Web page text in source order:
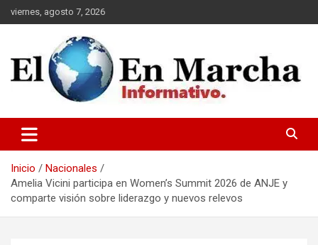
Saltar
al
viernes, agosto 7, 2026
elmundoenmarcha.net
Inicio
Nacionales
Amelia Vicini participa en Women’s Summit 2026 de ANJE y
comparte visión sobre liderazgo y nuevos relevos